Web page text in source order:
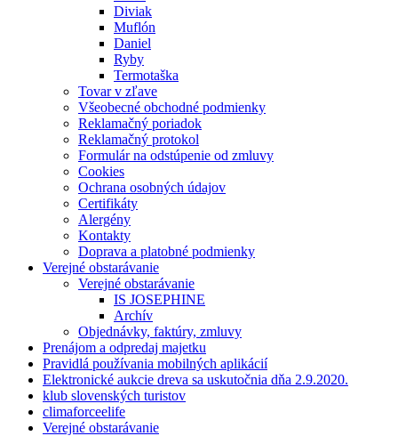
Diviak
Muflón
Daniel
Ryby
Termotaška
Tovar v zľave
Všeobecné obchodné podmienky
Reklamačný poriadok
Reklamačný protokol
Formulár na odstúpenie od zmluvy
Cookies
Ochrana osobných údajov
Certifikáty
Alergény
Kontakty
Doprava a platobné podmienky
Verejné obstarávanie
Verejné obstarávanie
IS JOSEPHINE
Archív
Objednávky, faktúry, zmluvy
Prenájom a odpredaj majetku
Pravidlá používania mobilných aplikácií
Elektronické aukcie dreva sa uskutočnia dňa 2.9.2020.
klub slovenských turistov
climaforceelife
Verejné obstarávanie